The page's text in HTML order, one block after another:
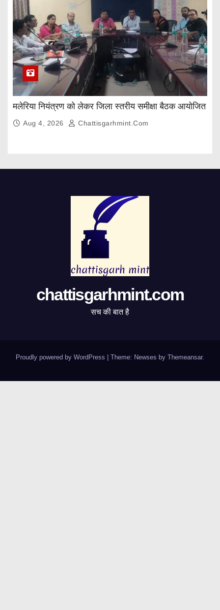
मलेरिया नियंत्रण को लेकर जिला स्तरीय समीक्षा बैठक आयोजित
Aug 4, 2026 Chattisgarhmint.com
chattisgarhmint.com
सच की बात है
Proudly powered by WordPress Theme: Newses by Themeansar.